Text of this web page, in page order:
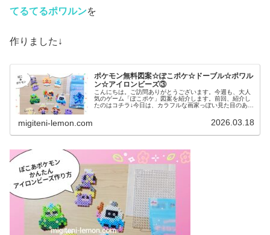
てるてるポワルンを
作りました↓
ポケモン無料図案☆ぽこポケ☆ドーブル☆ポワル
ン☆アイロンビーズ③
こんにちは。ご訪問ありがとうございます。今週も、大人
気のゲーム「ぽこポケ」図案を紹介します。前回、紹介し
たのはコチラ↓今日は、カラフルな画家っぽい見た目のあの
migiteni-lemon.com 2026.03.18